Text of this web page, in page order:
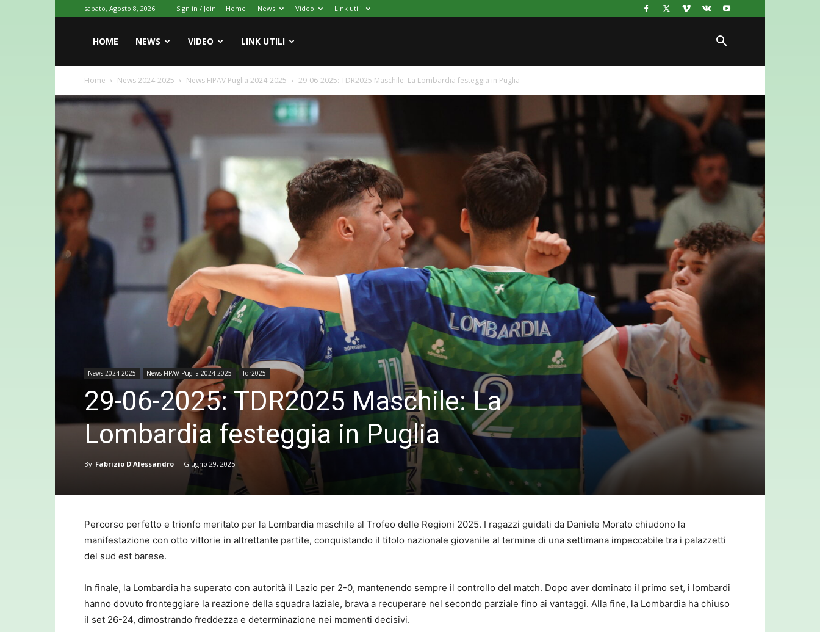
sabato, Agosto 8, 2026 Sign in / Join Home News Video Link utili
HOME NEWS VIDEO LINK UTILI
Home News 2024-2025 News FIPAV Puglia 2024-2025 29-06-2025: TDR2025 Maschile: La Lombardia festeggia in Puglia
News 2024-2025 News FIPAV Puglia 2024-2025 Tdr2025
29-06-2025: TDR2025 Maschile: La
Lombardia festeggia in Puglia
By Fabrizio D'Alessandro - Giugno 29, 2025
Percorso perfetto e trionfo meritato per la Lombardia maschile al Trofeo delle Regioni 2025. I ragazzi guidati da Daniele Morato chiudono la
manifestazione con otto vittorie in altrettante partite, conquistando il titolo nazionale giovanile al termine di una settimana impeccabile tra i palazzetti
del sud est barese.
In finale, la Lombardia ha superato con autorità il Lazio per 2-0, mantenendo sempre il controllo del match. Dopo aver dominato il primo set, i lombardi
hanno dovuto fronteggiare la reazione della squadra laziale, brava a recuperare nel secondo parziale fino ai vantaggi. Alla fine, la Lombardia ha chiuso
il set 26-24, dimostrando freddezza e determinazione nei momenti decisivi.